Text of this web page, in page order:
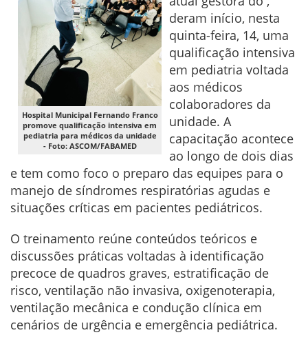
Hospital Municipal Fernando Franco
promove qualificação intensiva em
pediatria para médicos da unidade
- Foto: ASCOM/FABAMED
deram início, nesta
quinta-feira, 14, uma
qualificação intensiva
em pediatria voltada
aos médicos
colaboradores da
unidade. A
capacitação acontece
ao longo de dois dias
e tem como foco o preparo das equipes para o
manejo de síndromes respiratórias agudas e
situações críticas em pacientes pediátricos.
O treinamento reúne conteúdos teóricos e
discussões práticas voltadas à identificação
precoce de quadros graves, estratificação de
risco, ventilação não invasiva, oxigenoterapia,
ventilação mecânica e condução clínica em
cenários de urgência e emergência pediátrica.